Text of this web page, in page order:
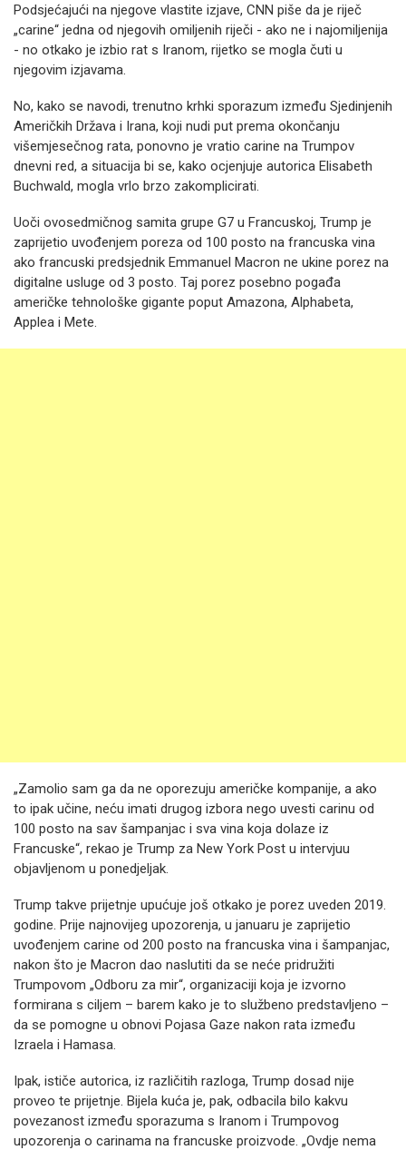
Podsjećajući na njegove vlastite izjave, CNN piše da je riječ
„carine“ jedna od njegovih omiljenih riječi - ako ne i najomiljenija
- no otkako je izbio rat s Iranom, rijetko se mogla čuti u
njegovim izjavama.
No, kako se navodi, trenutno krhki sporazum između Sjedinjenih
Američkih Država i Irana, koji nudi put prema okončanju
višemjesečnog rata, ponovno je vratio carine na Trumpov
dnevni red, a situacija bi se, kako ocjenjuje autorica Elisabeth
Buchwald, mogla vrlo brzo zakomplicirati.
Uoči ovosedmičnog samita grupe G7 u Francuskoj, Trump je
zaprijetio uvođenjem poreza od 100 posto na francuska vina
ako francuski predsjednik Emmanuel Macron ne ukine porez na
digitalne usluge od 3 posto. Taj porez posebno pogađa
američke tehnološke gigante poput Amazona, Alphabeta,
Applea i Mete.
„Zamolio sam ga da ne oporezuju američke kompanije, a ako
to ipak učine, neću imati drugog izbora nego uvesti carinu od
100 posto na sav šampanjac i sva vina koja dolaze iz
Francuske“, rekao je Trump za New York Post u intervjuu
objavljenom u ponedjeljak.
Trump takve prijetnje upućuje još otkako je porez uveden 2019.
godine. Prije najnovijeg upozorenja, u januaru je zaprijetio
uvođenjem carine od 200 posto na francuska vina i šampanjac,
nakon što je Macron dao naslutiti da se neće pridružiti
Trumpovom „Odboru za mir“, organizaciji koja je izvorno
formirana s ciljem – barem kako je to službeno predstavljeno –
da se pomogne u obnovi Pojasa Gaze nakon rata između
Izraela i Hamasa.
Ipak, ističe autorica, iz različitih razloga, Trump dosad nije
proveo te prijetnje. Bijela kuća je, pak, odbacila bilo kakvu
povezanost između sporazuma s Iranom i Trumpovog
upozorenja o carinama na francuske proizvode. „Ovdje nema